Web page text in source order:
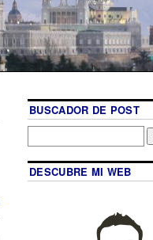
BUSCADOR DE POST
DESCUBRE MI WEB